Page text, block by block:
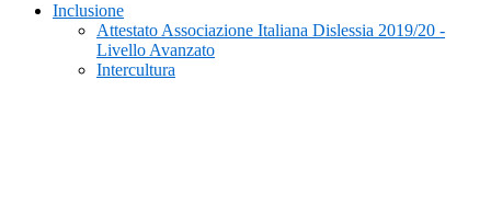
Inclusione
Attestato Associazione Italiana Dislessia 2019/20 -
Livello Avanzato
Intercultura